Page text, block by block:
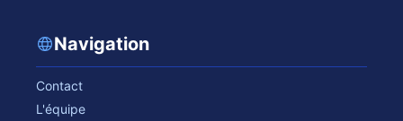
Navigation
Contact
L'équipe